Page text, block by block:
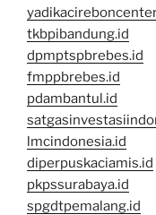
tkbpibandung.id
dpmptspbrebes.id
fmppbrebes.id
pdambantul.id
lmcindonesia.id
diperpuskaciamis.id
pkpssurabaya.id
spgdtpemalang.id